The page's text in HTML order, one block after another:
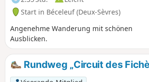
Start in Béceleuf (Deux-Sèvres)
Angenehme Wanderung mit schönen
Ausblicken.
Rundweg „Circuit des